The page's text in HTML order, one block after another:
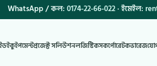
WhatsApp / কল: 0174-22-66-022· ইমেইল:
ইকুইপমেন্টপ্রজেক্ট সলিউশনলজিস্টিকসকর্পোরেটকভারেজ